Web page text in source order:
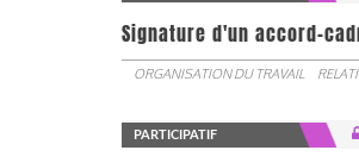
Signature d'un accord-
ORGANISATION DU TRAVAIL
PARTICIPATIF